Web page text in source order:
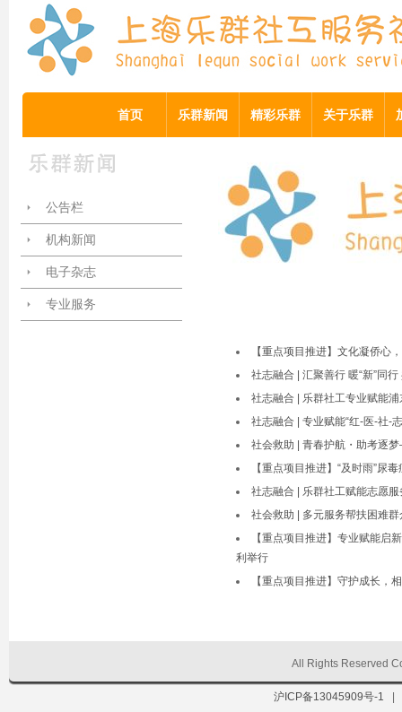
首页 乐群新闻 精彩乐群 关于乐群
公告栏
机构新闻
电子杂志
专业服务
【重点项目推进】文化凝侨心
社志融合 | 汇聚善行 暖“新”同
社志融合 | 乐群社工专业赋能浦
社志融合 | 专业赋能“红-医-社-
社会救助 | 青春护航・助考逐
【重点项目推进】“及时雨”尿
社志融合 | 乐群社工赋能志愿服
社会救助 | 多元服务帮扶困难群
【重点项目推进】专业赋能
利举行
【重点项目推进】守护成长
All Rights Reserved
沪ICP备13045909号-1